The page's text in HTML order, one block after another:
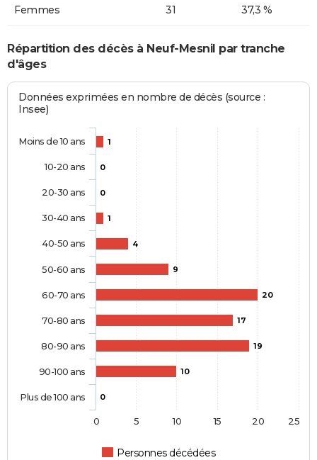
Femmes 31 37,3 %
Répartition des décès à Neuf-Mesnil par tranche
d'âges
Données exprimées en nombre de décès (source :
Insee)
1
0
0
1
4
9
20
17
19
10
0
Personnes décédées
Moins de 10 ans
10-20 ans
20-30 ans
30-40 ans
40-50 ans
50-60 ans
60-70 ans
70-80 ans
80-90 ans
90-100 ans
Plus de 100 ans
0 5 10 15 20 25